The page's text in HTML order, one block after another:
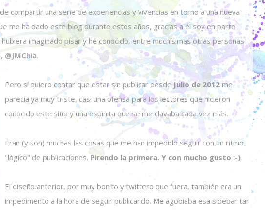
compartir una serie de experiencias y vivencias en torno a una nueva
me ha dado este blog durante estos años, gracias a él soy en parte
imaginado pisar y he conocido, entre muchísimas otras personas
, @JMChia.
Pero sí quiero contar que estar sin publicar desdeJulio de 2012me
parecía ya muy triste, casi una ofensa para los lectores que hicieron
conocido este sitio y una espinita que se me clavaba cada vez más.
Eran (y son) muchas las cosas que me han impedido seguir con un ritmo
"lógico" de publicaciones. Pirendo la primera. Y con mucho gusto :-)
El diseño anterior, por muy bonito y twittero que fuera, también era un
impedimento a la hora de seguir publicando. Me agobiaba esa sidebar tan